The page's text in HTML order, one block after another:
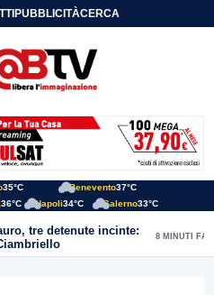
PUBBLICITÀCERCA
35°C Benevento37°C
36°C Napoli34°C Salerno33°C
tre detenute incinte:
8 MINUTI FA